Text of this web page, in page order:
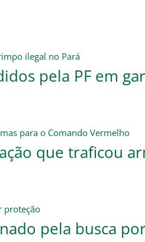
pela PF em
que traficou
pela busca